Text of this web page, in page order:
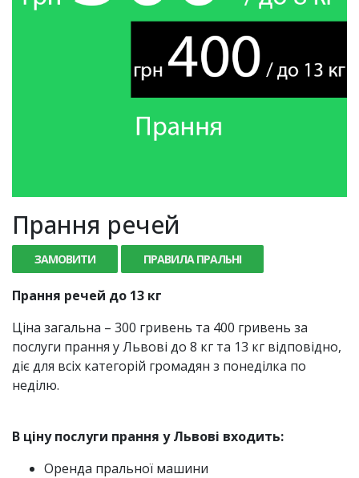
Прання речей
ЗАМОВИТИ ПРАВИЛА ПРАЛЬНІ
Прання речей до 13 кг
Ціна загальна – 300 гривень та 400 гривень за
послуги прання у Львові до 8 кг та 13 кг відповідно,
діє для всіх категорій громадян з понеділка по
неділю.
В ціну послуги прання у Львові входить:
Оренда пральної машини